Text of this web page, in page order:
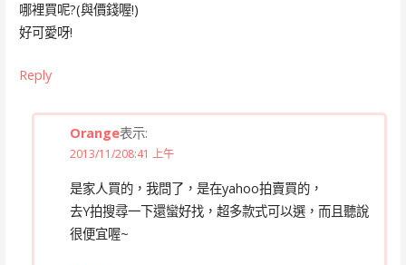
哪裡買呢?(與價錢喔!)
好可愛呀!
Reply
Orange表示:
2013/11/208:41 上午
是家人買的，我問了，是在yahoo拍賣買的，
去Y拍搜尋一下還蠻好找，超多款式可以選，而且聽說
很便宜喔~